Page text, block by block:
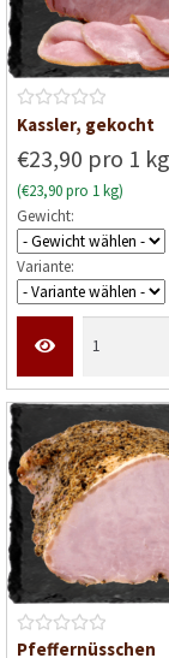
B
w
e
r
t
e
t
t
0
v
o
n
Kassler, gekocht
€23,90 pro 1 kg
(€23,90 pro 1 kg)
Gewicht:
Variante:
B
Pfeffernüsschen